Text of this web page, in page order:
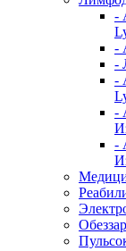
-
-
-
-
-
-